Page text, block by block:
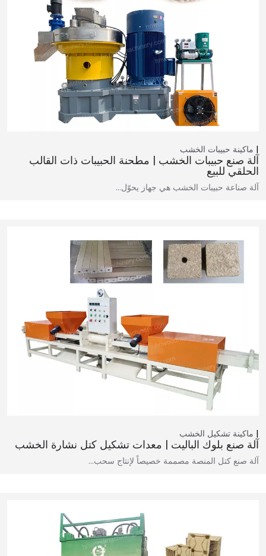
ماكينة حبيبات الخشب
آلة صنع حبيبات الخشب | مطحنة الحبيبات ذات القالب
الحلقي للبيع
آلة صناعة حبيبات الخشب هي جهاز يحوّل…
ماكينة تشكيل الخشب
آلة صنع بلوك الباليت | معدات تشكيل كتل نشارة الخشب
آلة صنع كتل المنصة مصممة خصيصاً لإنتاج سحب…